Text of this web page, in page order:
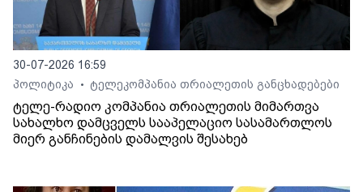
30-07-2026 16:59
პოლიტიკა
• ტელეკომპანია თრიალეთის განცხადებები
ტელე-რადიო კომპანია თრიალეთის მიმართვა
სახალხო დამცველს სააპელაციო სასამართლოს
მიერ განჩინების დამალვის შესახებ